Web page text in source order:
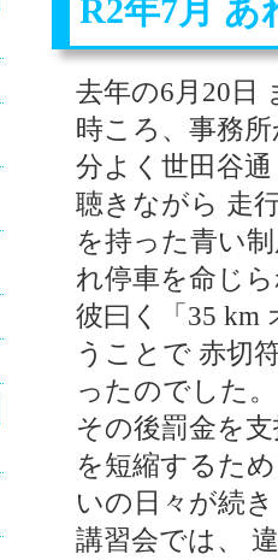
R2年7月 あ
去年の6月20日
時ころ、事務
分よく世田谷
聴きながら 走
を持った青い
れ停車を命じ
彼曰く「35 km
うことで 赤切
ったのでした。
その後罰金を
を短縮するた
いの日々が続
講習会では、